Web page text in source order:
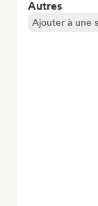
Autres
Ajouter à une